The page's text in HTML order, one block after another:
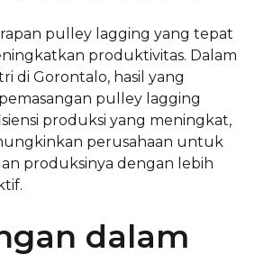
pulley lagging yang tepat
produktivitas. Dalam
di Gorontalo, hasil yang
pulley lagging
produksi yang meningkat,
perusahaan untuk
produksinya dengan lebih
dalam